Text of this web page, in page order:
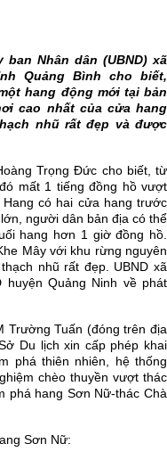
ban Nhân dân (UBND) xã
Quảng Bình cho biết,
hang động mới tại bản
cao nhất của cửa hang
nhũ rất đẹp và được
Trọng Đức cho biết, từ
mất 1 tiếng đồng hồ vượt
có hai cửa hang trước
người dân bản địa có thể
hang hơn 1 giờ đồng hồ.
Mây với khu rừng nguyên
nhũ rất đẹp. UBND xã
Quảng Ninh về phát
Trường Tuấn (đóng trên địa
Du lịch xin cấp phép khai
phá thiên nhiên, hệ thống
chèo thuyền vượt thác
phá hang Sơn Nữ-thác Chà
Sơn Nữ: